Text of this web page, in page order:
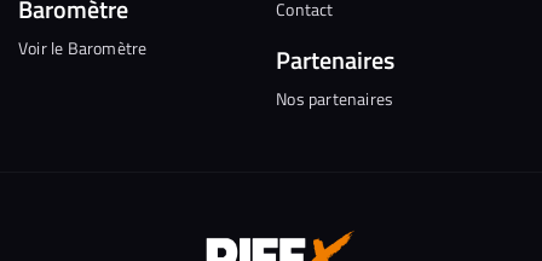
Baromètre
Voir le Baromètre
Contact
Partenaires
Nos partenaires